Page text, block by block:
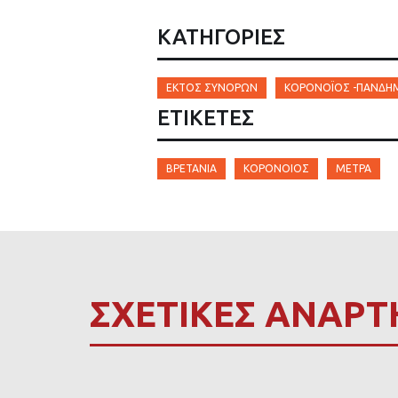
ΚΑΤΗΓΟΡΙΕΣ
ΕΚΤΌΣ ΣΥΝΌΡΩΝ ΚΟΡΟΝΟΪΟΣ -
ΕΤΙΚΈΤΕΣ
ΒΡΕΤΑΝΊΑ ΚΟΡΟΝΟΊΌΣ ΜΈΤΡΑ
ΣΧΕΤΙΚΕΣ